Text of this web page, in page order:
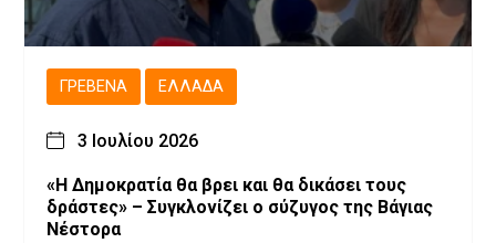
ΓΡΕΒΕΝΆ ΕΛΛΆΔΑ
3 Ιουλίου 2026
«Η Δημοκρατία θα βρει και θα δικάσει τους
δράστες» – Συγκλονίζει ο σύζυγος της Βάγιας
Νέστορα